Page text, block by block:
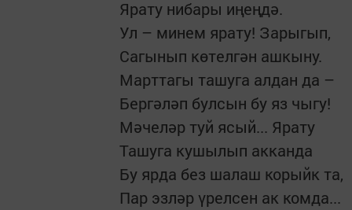
Ярату нибары иңеңдә.
Ул – минем ярату! Зарыгып,
Сагынып көтелгән ашкыну.
Марттагы ташуга алдан да –
Бергәләп булсын бу яз чыгу!
Мәчеләр туй ясый... Ярату
Ташуга кушылып акканда
Бу ярда без шалаш корыйк та,
Пар эзләр үрелсен ак комда...